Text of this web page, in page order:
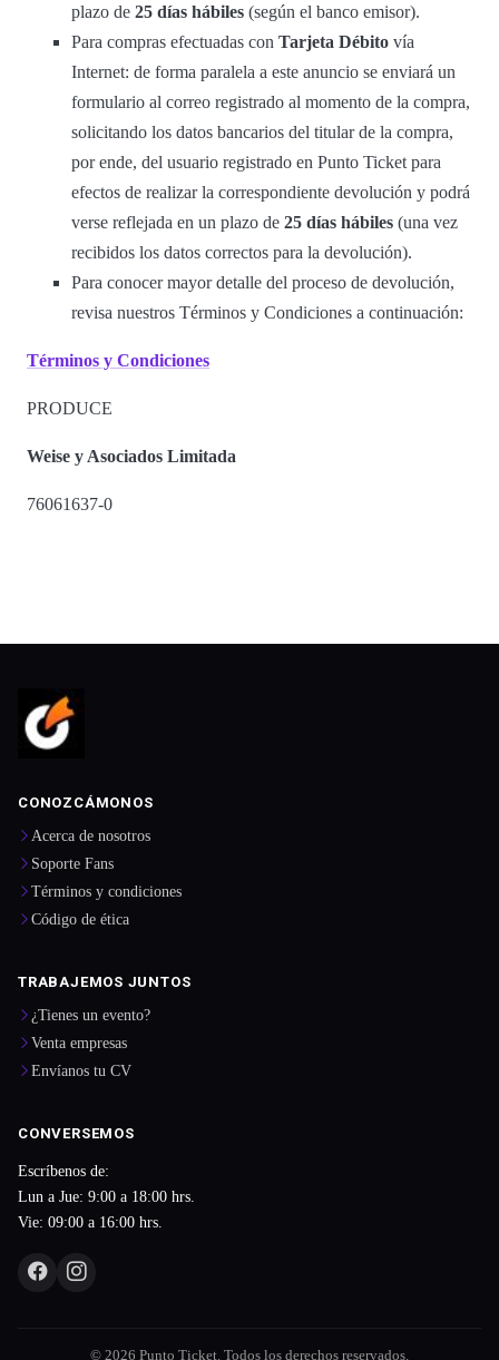
plazo de 25 días hábiles (según el banco emisor).
Para compras efectuadas con Tarjeta Débito vía
Internet: de forma paralela a este anuncio se enviará un
formulario al correo registrado al momento de la compra,
solicitando los datos bancarios del titular de la compra,
por ende, del usuario registrado en Punto Ticket para
efectos de realizar la correspondiente devolución y podrá
verse reflejada en un plazo de 25 días hábiles (una vez
recibidos los datos correctos para la devolución).
Para conocer mayor detalle del proceso de devolución,
revisa nuestros Términos y Condiciones a continuación:
Términos y Condiciones
PRODUCE
Weise y Asociados Limitada
76061637-0
CONOZCÁMONOS
Acerca de nosotros
Soporte Fans
Términos y condiciones
Código de ética
TRABAJEMOS JUNTOS
¿Tienes un evento?
Venta empresas
Envíanos tu CV
CONVERSEMOS
Escríbenos de:
Lun a Jue: 9:00 a 18:00 hrs.
Vie: 09:00 a 16:00 hrs.
© 2026 Punto Ticket. Todos los derechos reservados.